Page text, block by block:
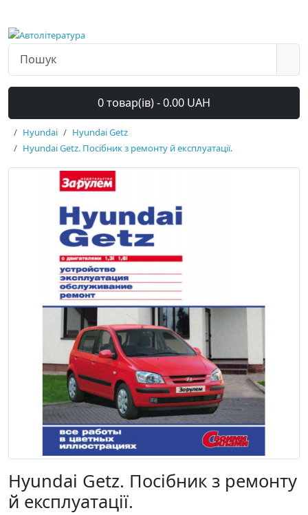
0 товар(ів) - 0.00 UAH
Hyundai
Hyundai Getz
Hyundai Getz. Посібник з ремонту й експлуатації.
Hyundai Getz. Посібник з ремонту
й експлуатації.